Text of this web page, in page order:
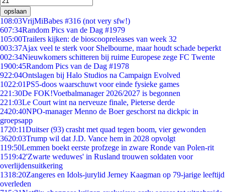
opslaan
108:03VrijMiBabes #316 (not very sfw!)
607:34Random Pics van de Dag #1979
105:00Trailers kijken: de bioscoopreleases van week 32
003:37Ajax veel te sterk voor Shelbourne, maar houdt schade beperkt
002:34Nieuwkomers schitteren bij ruime Europese zege FC Twente
1900:45Random Pics van de Dag #1978
922:04Ontslagen bij Halo Studios na Campaign Evolved
1022:01PS5-doos waarschuwt voor einde fysieke games
221:30De FOK!Voetbalmanager 2026/2027 is begonnen
221:03Le Court wint na nerveuze finale, Pieterse derde
2420:40NPO-manager Menno de Boer geschorst na dickpic in
groepsapp
1720:11Duitser (93) crasht met quad tegen boom, vier gewonden
3620:03Trump wil dat J.D. Vance hem in 2028 opvolgt
119:50Lemmen boekt eerste profzege in zware Ronde van Polen-rit
1519:42'Zwarte weduwes' in Rusland trouwen soldaten voor
overlijdensuitkering
1318:20Zangeres en Idols-jurylid Jerney Kaagman op 79-jarige leeftijd
overleden